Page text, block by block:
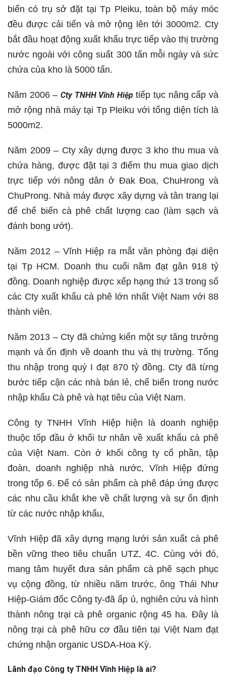
biến có trụ sở đặt tại Tp Pleiku, toàn bộ máy móc
đều được cải tiến và mở rộng lên tới 3000m2. Cty
bắt đầu hoạt động xuất khẩu trực tiếp vào thị trường
nước ngoài với công suất 300 tấn mỗi ngày và sức
chứa của kho là 5000 tấn.
Năm 2006 – Cty TNHH Vĩnh Hiệptiếp tục nâng cấp và
mở rộng nhà máy tại Tp Pleiku với tổng diện tích là
5000m2.
Năm 2009 – Cty xây dựng được 3 kho thu mua và
chứa hàng, được đặt tại 3 điểm thu mua giao dịch
trực tiếp với nông dân ở Đak Đoa, ChuHrong và
ChuProng. Nhà máy được xây dựng và tân trang lại
để chế biến cà phê chất lượng cao (làm sạch và
đánh bong ướt).
Năm 2012 – Vĩnh Hiệp ra mắt văn phòng đại diện
tại Tp HCM. Doanh thu cuối năm đạt gân 918 tỷ
đồng. Doanh nghiệp được xếp hạng thứ 13 trong số
các Cty xuất khẩu cà phê lớn nhất Việt Nam với 88
thành viên.
Năm 2013 – Cty đã chứng kiến một sự tăng trưởng
mạnh và ổn định về doanh thu và thị trường. Tổng
thu nhập trong quý I đạt 870 tỷ đồng. Cty đã từng
bước tiếp cận các nhà bán lẻ, chế biến trong nước
nhập khẩu Cà phê và hạt tiêu của Việt Nam.
Công ty TNHH Vĩnh Hiệp hiện là doanh nghiệp
thuộc tốp đầu ở khối tư nhân về xuất khẩu cà phê
của Việt Nam. Còn ở khối công ty cổ phần, tập
đoàn, doanh nghiệp nhà nước, Vĩnh Hiệp đứng
trong tốp 6. Để có sản phẩm cà phê đáp ứng được
các nhu cầu khắt khe về chất lượng và sự ổn định
từ các nước nhập khẩu,
Vĩnh Hiệp đã xây dựng mạng lưới sản xuất cà phê
bền vững theo tiêu chuẩn UTZ, 4C. Cùng với đó,
mang tâm huyết đưa sản phẩm cà phê sạch phục
vụ cộng đồng, từ nhiều năm trước, ông Thái Như
Hiệp-Giám đốc Công ty-đã ấp ủ, nghiên cứu và hình
thành nông trại cà phê organic rộng 45 ha. Đây là
nông trại cà phê hữu cơ đầu tiên tại Việt Nam đạt
chứng nhận organic USDA-Hoa Kỳ.
Lãnh đạo Công ty TNHH Vĩnh Hiệp là ai?